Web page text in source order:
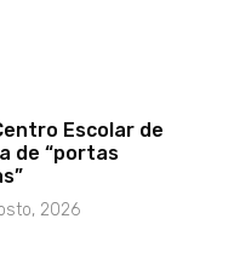
Escolar de
de “portas
2026